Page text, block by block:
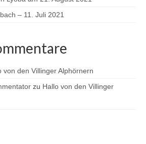
– 11. Juli 2021
von den Villinger Alphörnern
zu Hallo von den Villinger